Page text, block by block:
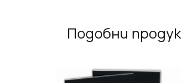
Подобни